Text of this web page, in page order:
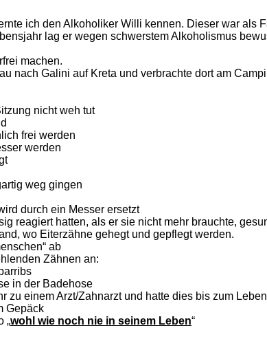
ich den Alkoholiker Willi kennen. Dieser war
lag er wegen schwerstem Alkoholismus
machen.
nach Galini auf Kreta und verbrachte dort am
nicht weh tut
frei werden
werden
weg gingen
durch ein Messer ersetzt
reagiert hatten, als er sie nicht mehr brauchte,
wo Eiterzähne gehegt und gepflegt werden.
ab
Zähnen an:
in der Badehose
zu einem Arzt/Zahnarzt und hatte dies bis zum
Gepäck
„wohl wie noch nie in seinem Leben“